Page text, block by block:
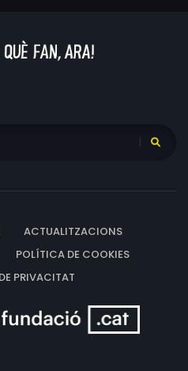
ACTUALITZACIONS
POLÍTICA DE COOKIES
PRIVACITAT